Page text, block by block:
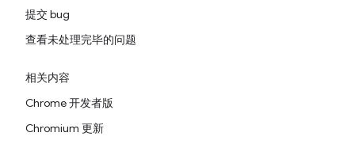
提交 bug
查看未处理完毕的问题
相关内容
Chrome 开发者版
Chromium 更新